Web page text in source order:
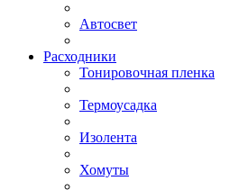
Автосвет
Расходники
Тонировочная пленка
Термоусадка
Изолента
Хомуты